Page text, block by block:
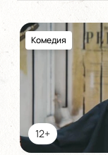
12+
Комедия